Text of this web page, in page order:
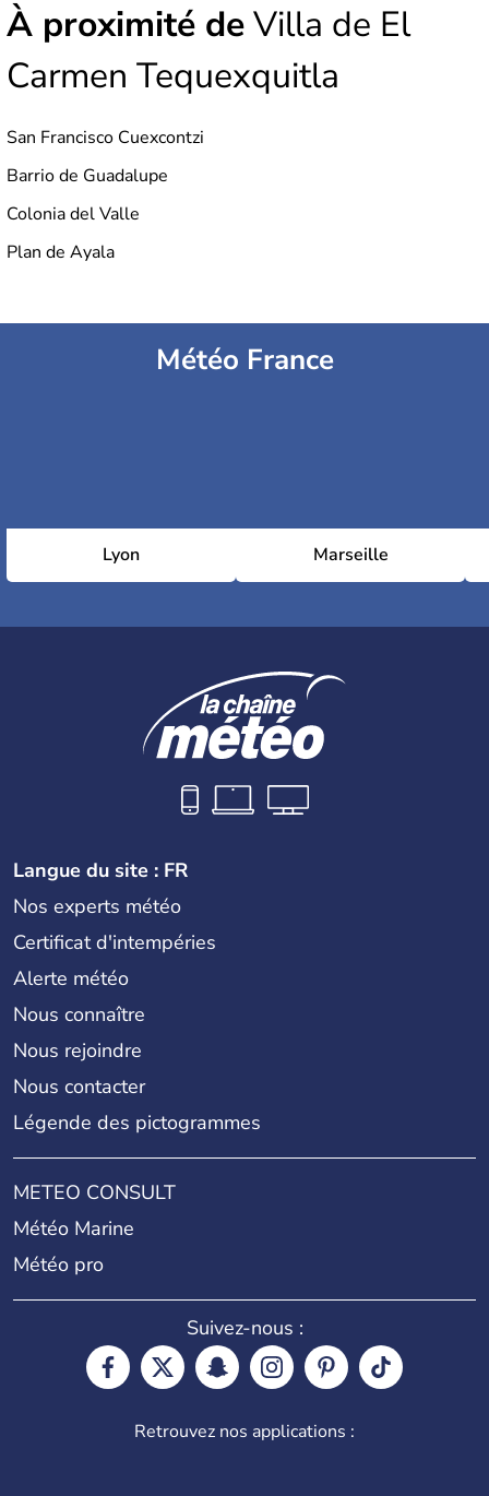
À proximité deVilla de El
Carmen Tequexquitla
San Francisco Cuexcontzi
Barrio de Guadalupe
Colonia del Valle
Plan de Ayala
Météo France
Lyon Marseille
Langue du site : FR
Nos experts météo
Certificat d'intempéries
Alerte météo
Nous connaître
Nous rejoindre
Nous contacter
Légende des pictogrammes
METEO CONSULT
Météo Marine
Météo pro
Suivez-nous :
Retrouvez nos applications :